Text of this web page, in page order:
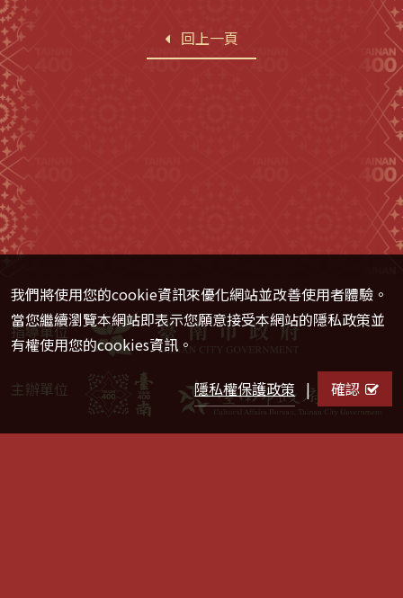
回上一頁
指導單位
主辦單位
我們將使用您的cookie資訊來優化網站並改善使用者體驗。
當您繼續瀏覽本網站即表示您願意接受本網站的隱私政策並
有權使用您的cookies資訊。
隱私權保護政策| 確認